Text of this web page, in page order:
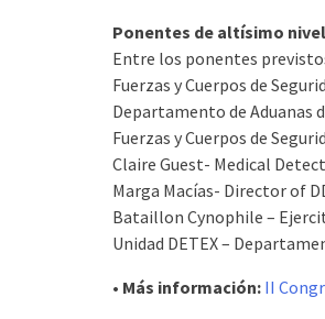
Ponentes de altísimo nivel
Entre los ponentes
Fuerzas y Cuerpos de
Departamento de Aduanas
Fuerzas y Cuerpos de
Claire Guest- Medical
Marga Macías- Director of
Bataillon Cynophile –
Unidad DETEX –
• Más información: II